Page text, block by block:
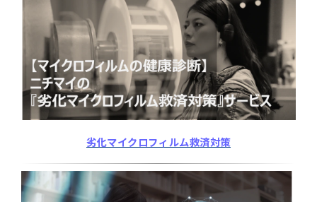
劣化マイクロフィルム救済対策